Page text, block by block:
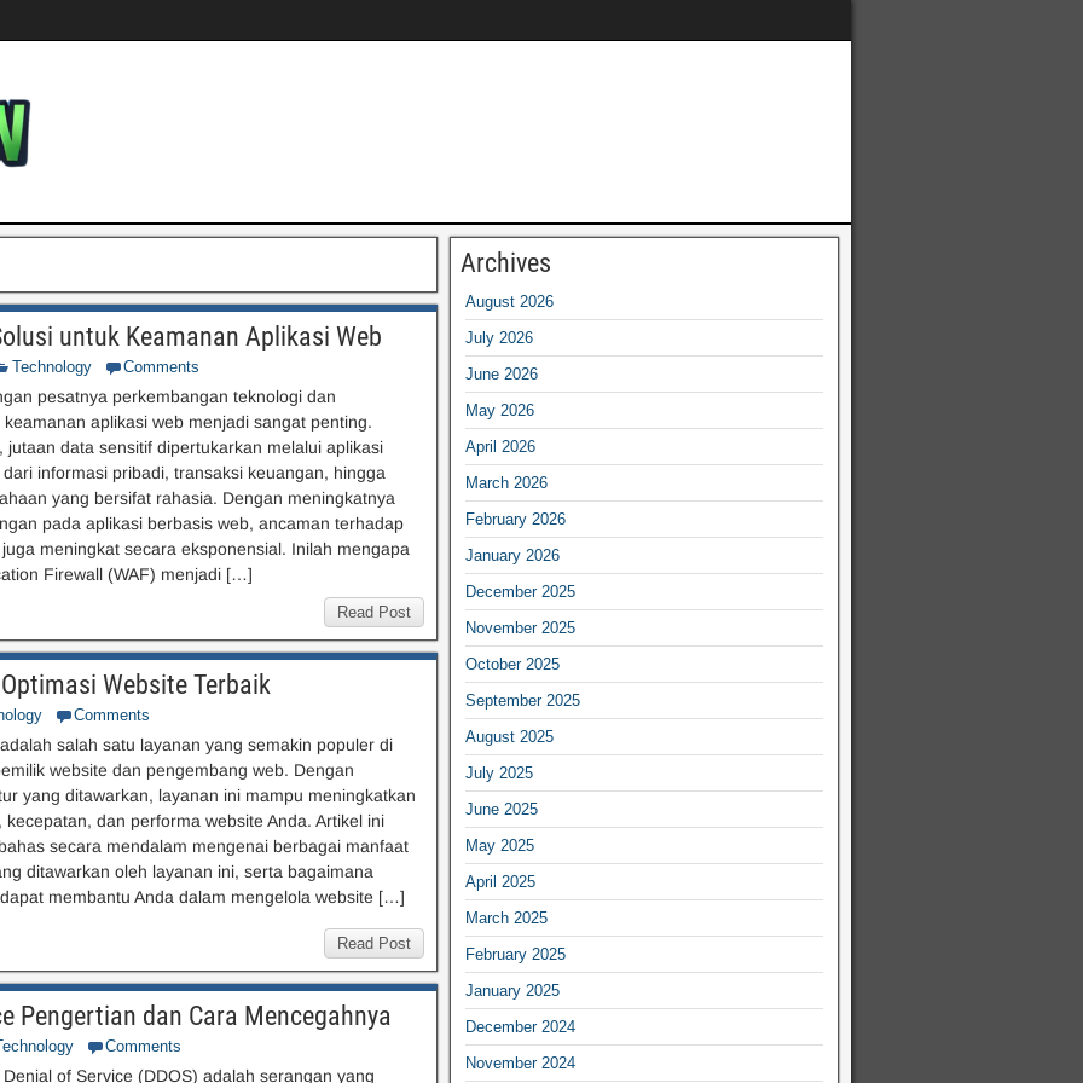
untuk Keamanan Aplikasi Web
Technology Comments
pesatnya perkembangan teknologi dan
keamanan aplikasi web menjadi sangat penting.
jutaan data sensitif dipertukarkan melalui aplikasi
informasi pribadi, transaksi keuangan, hingga
yang bersifat rahasia. Dengan meningkatnya
pada aplikasi berbasis web, ancaman terhadap
meningkat secara eksponensial. Inilah mengapa
Firewall (WAF) menjadi […]
Read Post
Website Terbaik
Comments
salah satu layanan yang semakin populer di
website dan pengembang web. Dengan
yang ditawarkan, layanan ini mampu meningkatkan
kecepatan, dan performa website Anda. Artikel ini
secara mendalam mengenai berbagai manfaat
ditawarkan oleh layanan ini, serta bagaimana
membantu Anda dalam mengelola website […]
Read Post
Pengertian dan Cara Mencegahnya
Comments
of Service (DDOS) adalah serangan yang
Archives
August 2026
July 2026
June 2026
May 2026
April 2026
March 2026
February 2026
January 2026
December 2025
November 2025
October 2025
September 2025
August 2025
July 2025
June 2025
May 2025
April 2025
March 2025
February 2025
January 2025
December 2024
November 2024